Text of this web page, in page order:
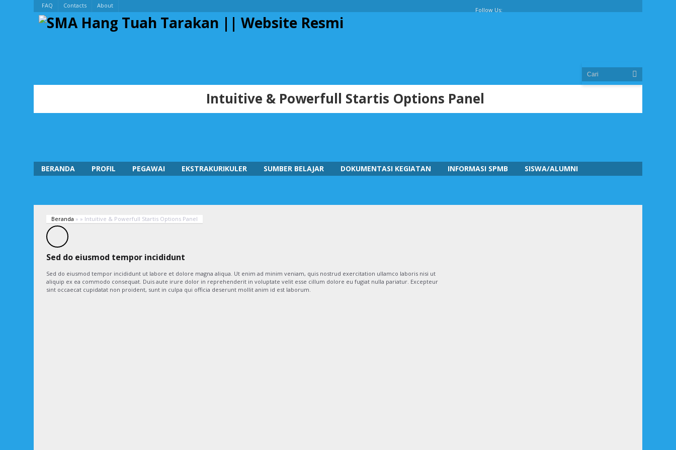
Follow Us:
FAQ Contacts About
BERANDA PROFIL PEGAWAI EKSTRAKURIKULER SUMBER BELAJAR DOKUMENTASI KEGIATAN INFORMASI SPMB SISWA/ALUMNI
Intuitive & Powerfull Startis Options Panel
Beranda » » Intuitive & Powerfull Startis Options Panel
Sed do eiusmod tempor incididunt
Sed do eiusmod tempor incididunt ut labore et dolore magna aliqua. Ut enim ad minim veniam, quis nostrud exercitation ullamco laboris nisi ut
aliquip ex ea commodo consequat. Duis aute irure dolor in reprehenderit in voluptate velit esse cillum dolore eu fugiat nulla pariatur. Excepteur
sint occaecat cupidatat non proident, sunt in culpa qui officia deserunt mollit anim id est laborum.